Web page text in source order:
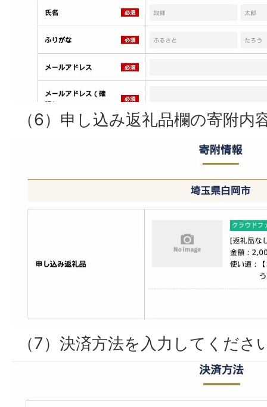
（6）申し込み返礼品欄の寄附
（7）決済方法を入力してくださ